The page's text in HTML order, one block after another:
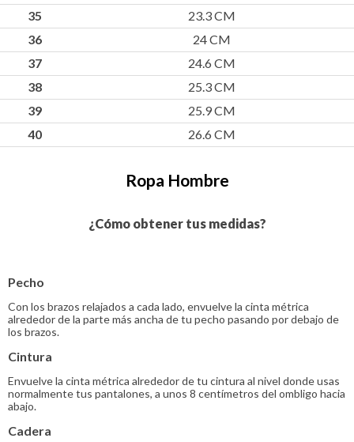
35
23.3 CM
36
24 CM
37
24.6 CM
38
25.3 CM
39
25.9 CM
40
26.6 CM
Ropa Hombre
¿Cómo obtener tus medidas?
Pecho
Con los brazos relajados a cada lado, envuelve la cinta métrica
alrededor de la parte más ancha de tu pecho pasando por debajo de
los brazos.
Cintura
Envuelve la cinta métrica alrededor de tu cintura al nivel donde usas
normalmente tus pantalones, a unos 8 centímetros del ombligo hacia
abajo.
Cadera